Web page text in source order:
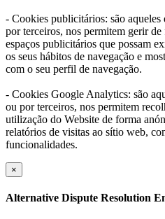
- Cookies publicitários: são aqueles
por terceiros, nos permitem gerir
espaços publicitários que possam
os seus hábitos de navegação e
com o seu perfil de navegação.
- Cookies Google Analytics: são
ou por terceiros, nos permitem
utilização do Website de forma
relatórios de visitas ao sítio web,
funcionalidades.
×
Alternative Dispute Resolution